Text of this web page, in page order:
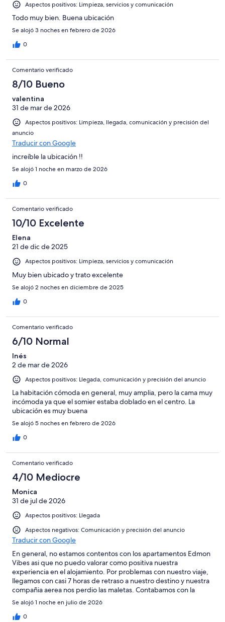
Aspectos positivos: Limpieza, servicios y comunicación
Todo muy bien. Buena ubicación
Se alojó 3 noches en febrero de 2026
0
Comentario verificado
8/10 Bueno
valentina
31 de mar de 2026
Aspectos positivos: Limpieza, llegada, comunicación y precisión del
anuncio
Traducir con Google
increíble la ubicación !!
Se alojó 1 noche en marzo de 2026
0
Comentario verificado
10/10 Excelente
Elena
21 de dic de 2025
Aspectos positivos: Limpieza, servicios y comunicación
Muy bien ubicado y trato excelente
Se alojó 2 noches en diciembre de 2025
0
Comentario verificado
6/10 Normal
Inés
2 de mar de 2026
Aspectos positivos: Llegada, comunicación y precisión del anuncio
La habitación cómoda en general, muy amplia, pero la cama muy
incómoda ya que el somier estaba doblado en el centro. La
ubicación es muy buena
Se alojó 5 noches en febrero de 2026
0
Comentario verificado
4/10 Mediocre
Monica
31 de jul de 2026
Aspectos positivos: Llegada
Aspectos negativos: Comunicación y precisión del anuncio
Traducir con Google
En general, no estamos contentos con los apartamentos Edmon
Vibes asi que no puedo valorar como positiva nuestra
experiencia en el alojamiento. Por problemas con nuestro viaje,
llegamos con casi 7 horas de retraso a nuestro destino y nuestra
compañia aerea nos perdio las maletas. Contabamos con la
lavadora y secadora del apartamento. No estan en el
apartamento, asi que ni siquiera tuvimos la opcion de lavar la
ropa. Finalmente, contabamos utilizar el servicio de
Se alojó 1 noche en julio de 2026
0